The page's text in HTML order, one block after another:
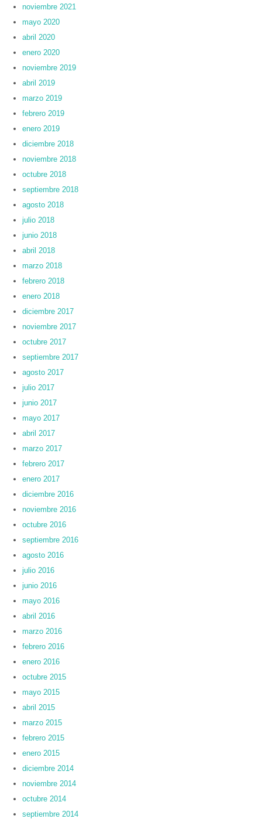
noviembre 2021
mayo 2020
abril 2020
enero 2020
noviembre 2019
abril 2019
marzo 2019
febrero 2019
enero 2019
diciembre 2018
noviembre 2018
octubre 2018
septiembre 2018
agosto 2018
julio 2018
junio 2018
abril 2018
marzo 2018
febrero 2018
enero 2018
diciembre 2017
noviembre 2017
octubre 2017
septiembre 2017
agosto 2017
julio 2017
junio 2017
mayo 2017
abril 2017
marzo 2017
febrero 2017
enero 2017
diciembre 2016
noviembre 2016
octubre 2016
septiembre 2016
agosto 2016
julio 2016
junio 2016
mayo 2016
abril 2016
marzo 2016
febrero 2016
enero 2016
octubre 2015
mayo 2015
abril 2015
marzo 2015
febrero 2015
enero 2015
diciembre 2014
noviembre 2014
octubre 2014
septiembre 2014